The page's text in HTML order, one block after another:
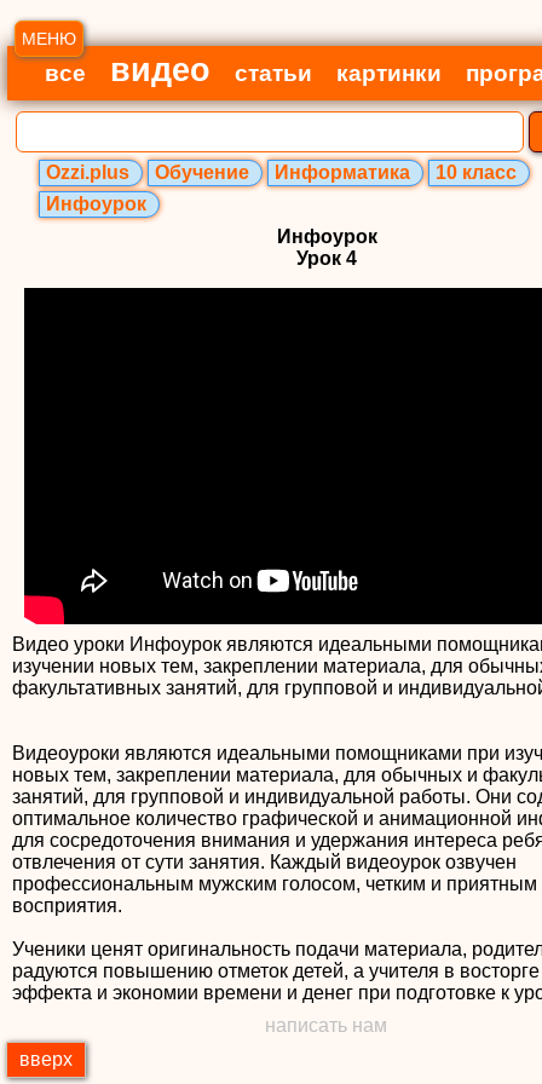
МЕНЮ
все видео статьи картинки
Ozzi.plus Обучение Информатика
10 класс
Инфоурок
Инфоурок
Урок 4
Видео уроки Инфоурок являются идеальными
изучении новых тем, закреплении материала, для
факультативных занятий, для групповой и
Видеоуроки являются идеальными помощниками при
новых тем, закреплении материала, для обычных и
занятий, для групповой и индивидуальной работы. Они
оптимальное количество графической и анимационной
для сосредоточения внимания и удержания интереса
отвлечения от сути занятия. Каждый видеоурок озвучен
профессиональным мужским голосом, четким и приятным
восприятия.
Ученики ценят оригинальность подачи материала,
радуются повышению отметок детей, а учителя в восторге
написать нам
вверх